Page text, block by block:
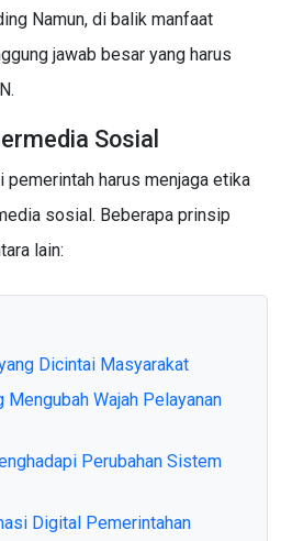
Namun, di balik manfaat
jawab besar yang harus
Sosial
harus menjaga etika
sosial. Beberapa prinsip
lain:
Dicintai Masyarakat
Wajah Pelayanan
Perubahan Sistem
Digital Pemerintahan